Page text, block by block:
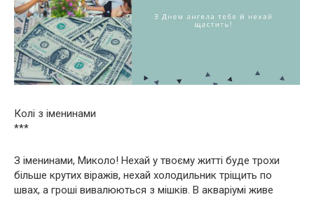
Колі з іменинами
***
З іменинами, Миколо! Нехай у твоєму житті буде трохи
більше крутих віражів, нехай холодильник тріщить по
швах, а гроші вивалюються з мішків. В акваріумі живе